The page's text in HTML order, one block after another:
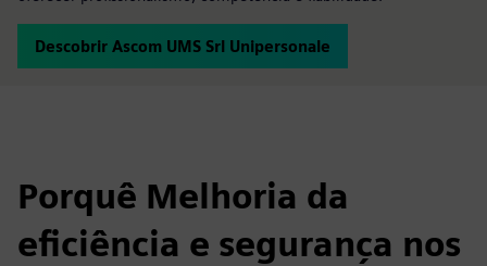
Descobrir Ascom UMS Srl Unipersonale
Porquê Melhoria da
eficiência e segurança nos